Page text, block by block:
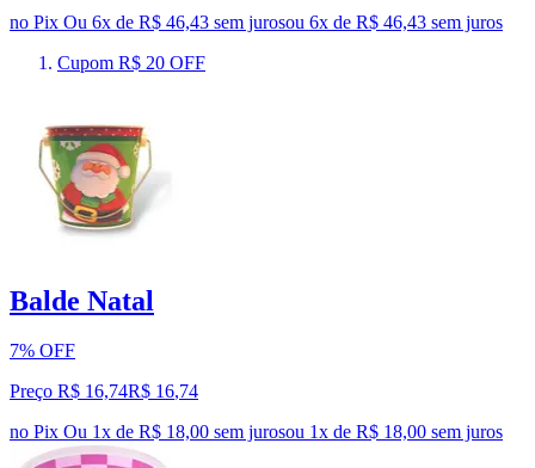
no Pix Ou 6x de R$ 46,43 sem jurosou 6x de R$ 46,43 sem juros
Cupom R$ 20 OFF
Balde Natal
7% OFF
Preço R$ 16,74R$ 16,74
no Pix Ou 1x de R$ 18,00 sem jurosou 1x de R$ 18,00 sem juros